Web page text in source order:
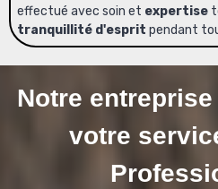
effectué avec soin et expertise
tranquillité d'esprit pendant
Notre
votre